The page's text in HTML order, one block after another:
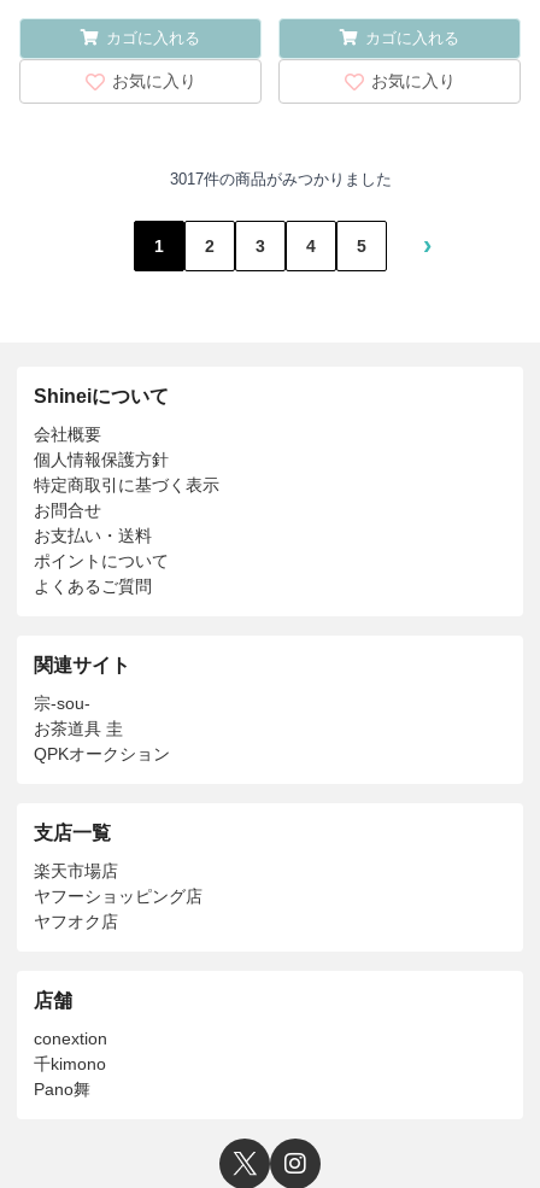
カゴに入れる
お気に入り
カゴに入れる
お気に入り
3017件の商品がみつかりました
1 2 3 4 5 ›
Shineiについて
会社概要
個人情報保護方針
特定商取引に基づく表示
お問合せ
お支払い・送料
ポイントについて
よくあるご質問
関連サイト
宗-sou-
お茶道具 圭
QPKオークション
支店一覧
楽天市場店
ヤフーショッピング店
ヤフオク店
店舗
conextion
千kimono
Pano舞